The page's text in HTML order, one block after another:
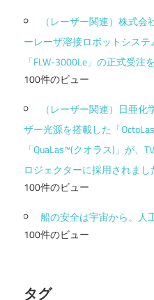
（レーザー関連）株式
ーレーザ溶接ロボットシステ
「FLW-3000Le」の正式受注
100件のビュー
（レーザー関連）日亜
ザー光源を搭載した「
「QuaLas™(クオラス)」が、
ロジェクターに採用されまし
100件のビュー
船の安全は宇宙から。人
100件のビュー
タグ